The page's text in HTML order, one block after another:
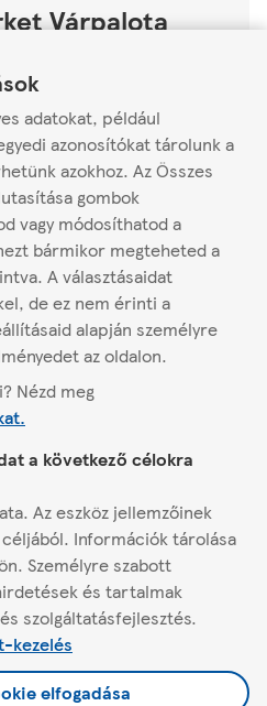
adatokat, például
azonosítókat tárolunk a
azokhoz. Az Összes
gombok
vagy módosíthatod a
bármikor megteheted a
A választásaidat
de ez nem érinti a
alapján személyre
az oldalon.
Nézd meg
a következő célokra
Az eszköz jellemzőinek
Információk tárolása
Személyre szabott
és tartalmak
szolgáltatásfejlesztés.
kezelés
elfogadása
Várpalota
Áruház kínálata
keresése
utca 5.